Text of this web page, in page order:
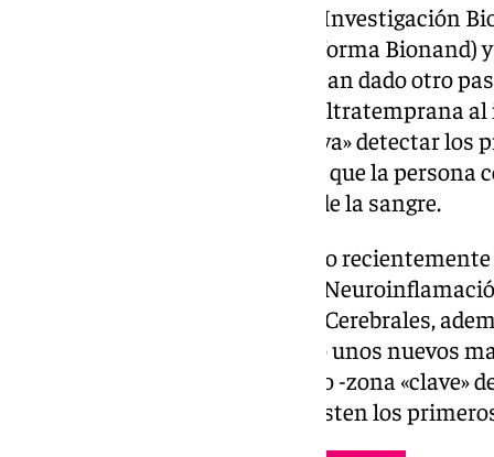
Investigadores del Instituto de Investigación
en Nanomedicina (Ibima Plataforma Bionand)
han dado otro
alzhéimer y para su detección ultratemprana
«una forma sencilla y no invasiva» detectar los
producen en el cerebro antes de que la
problemas a través de análisis de la sangre.
Este estudio «pionero» publicado
grupos de Neuroinmunología y
Señalización en Enfermedades Cerebrales,
Comorbilidades, ha identificado unos nuevos
reflejan el estado del hipocampo -zona «clave»
incluso antes de que se manifiesten los